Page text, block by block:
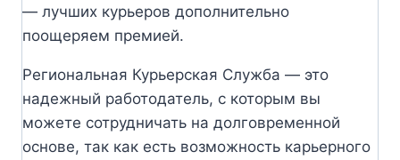
— лучших курьеров дополнительно
поощеряем премией.
Региональная Курьерская Служба — это
надежный работодатель, с которым вы
можете сотрудничать на долговременной
основе, так как есть возможность карьерного